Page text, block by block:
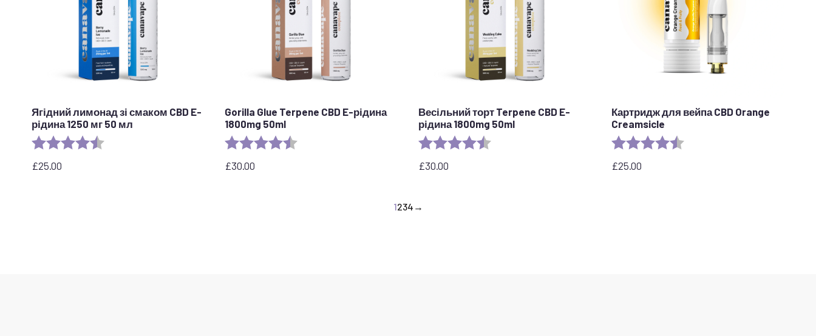
Ягідний лимонад зі смаком CBD E-
рідина 1250 мг 50 мл
Рейтинг:
£25.00
Gorilla Glue Terpene CBD E-рідина
1800mg 50ml
Рейтинг:
£30.00
Весільний торт Terpene CBD E-
рідина 1800mg 50ml
Рейтинг: 4.8 з 5 зірок
£30.00
Картридж для вейпа CBD Orange
Creamsicle
Рейтинг:
£25.00
1234 →